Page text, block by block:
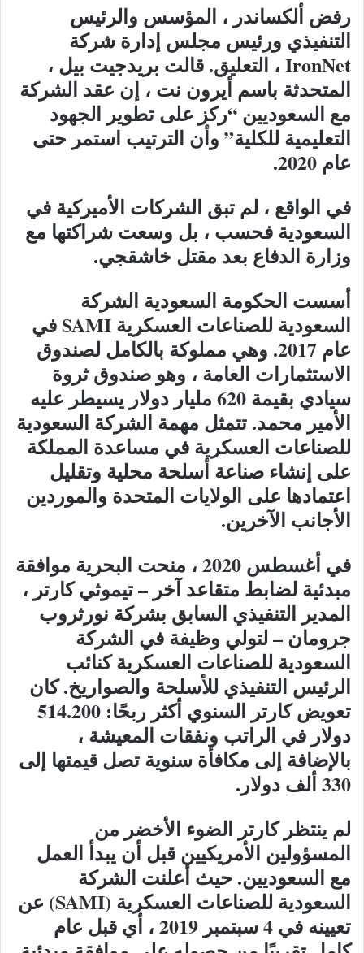
رفض ألكساندر ، المؤسس والرئيس
التنفيذي ورئيس مجلس إدارة شركة
IronNet ، التعليق. قالت بريدجيت بيل ،
المتحدثة باسم أيرون نت ، إن عقد الشركة
مع السعوديين “ركز على تطوير الجهود
التعليمية للكلية” وأن الترتيب استمر حتى
عام 2020.
في الواقع ، لم تبق الشركات الأميركية في
السعودية فحسب ، بل وسعت شراكتها مع
وزارة الدفاع بعد مقتل خاشقجي.
أسست الحكومة السعودية الشركة
السعودية للصناعات العسكرية SAMI في
عام 2017. وهي مملوكة بالكامل لصندوق
الاستثمارات العامة ، وهو صندوق ثروة
سيادي بقيمة 620 مليار دولار يسيطر عليه
الأمير محمد. تتمثل مهمة الشركة السعودية
للصناعات العسكرية في مساعدة المملكة
على إنشاء صناعة أسلحة محلية وتقليل
اعتمادها على الولايات المتحدة والموردين
الأجانب الآخرين.
في أغسطس 2020 ، منحت البحرية موافقة
مبدئية لضابط متقاعد آخر – تيموثي كارتر ،
المدير التنفيذي السابق بشركة نورثروب
جرومان – لتولي وظيفة في الشركة
السعودية للصناعات العسكرية كنائب
الرئيس التنفيذي للأسلحة والصواريخ. كان
تعويض كارتر السنوي أكثر ربحًا: 514.200
دولار في الراتب ونفقات المعيشة ،
بالإضافة إلى مكافأة سنوية تصل قيمتها إلى
330 ألف دولار.
لم ينتظر كارتر الضوء الأخضر من
المسؤولين الأمريكيين قبل أن يبدأ العمل
مع السعوديين. حيث أعلنت الشركة
السعودية للصناعات العسكرية (SAMI) عن
تعيينه في 4 سبتمبر 2019 ، أي قبل عام